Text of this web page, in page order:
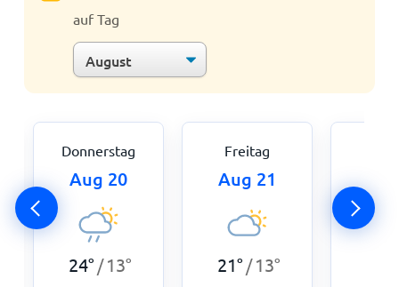
auf Tag
Donnerstag
Aug 20
24° /13°
Freitag
Aug 21
21° /13°